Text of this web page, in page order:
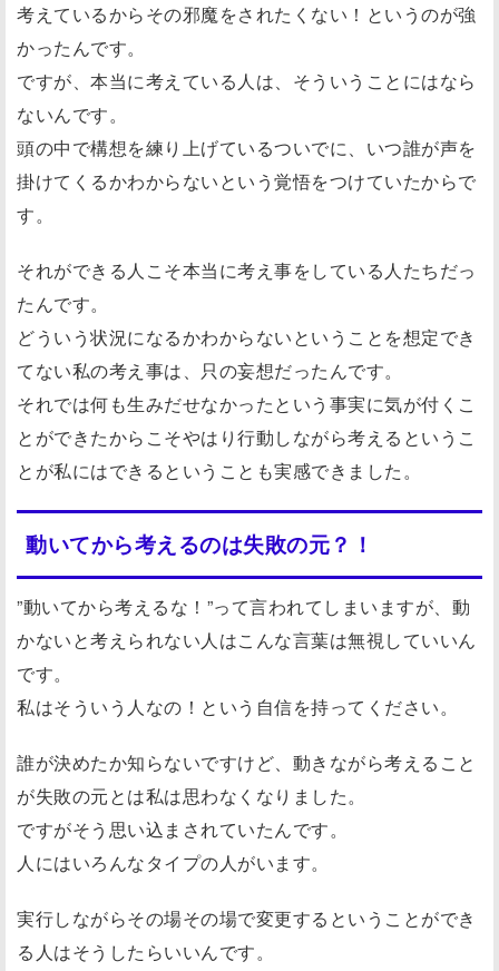
考えているからその邪魔をされたくない！というのが強
かったんです。
ですが、本当に考えている人は、そういうことにはなら
ないんです。
頭の中で構想を練り上げているついでに、いつ誰が声を
掛けてくるかわからないという覚悟をつけていたからで
す。
それができる人こそ本当に考え事をしている人たちだっ
たんです。
どういう状況になるかわからないということを想定でき
てない私の考え事は、只の妄想だったんです。
それでは何も生みだせなかったという事実に気が付くこ
とができたからこそやはり行動しながら考えるというこ
とが私にはできるということも実感できました。
動いてから考えるのは失敗の元？！
”動いてから考えるな！”って言われてしまいますが、動
かないと考えられない人はこんな言葉は無視していいん
です。
私はそういう人なの！という自信を持ってください。
誰が決めたか知らないですけど、動きながら考えること
が失敗の元とは私は思わなくなりました。
ですがそう思い込まされていたんです。
人にはいろんなタイプの人がいます。
実行しながらその場その場で変更するということができ
る人はそうしたらいいんです。